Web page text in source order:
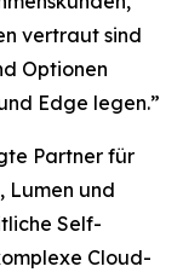
vertraut sind
Optionen
Edge legen.”
Partner für
Lumen und
Self-
Cloud-